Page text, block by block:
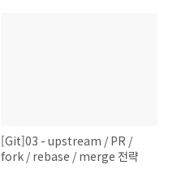
[Git]03 - upstream / PR /
fork / rebase / merge 전략